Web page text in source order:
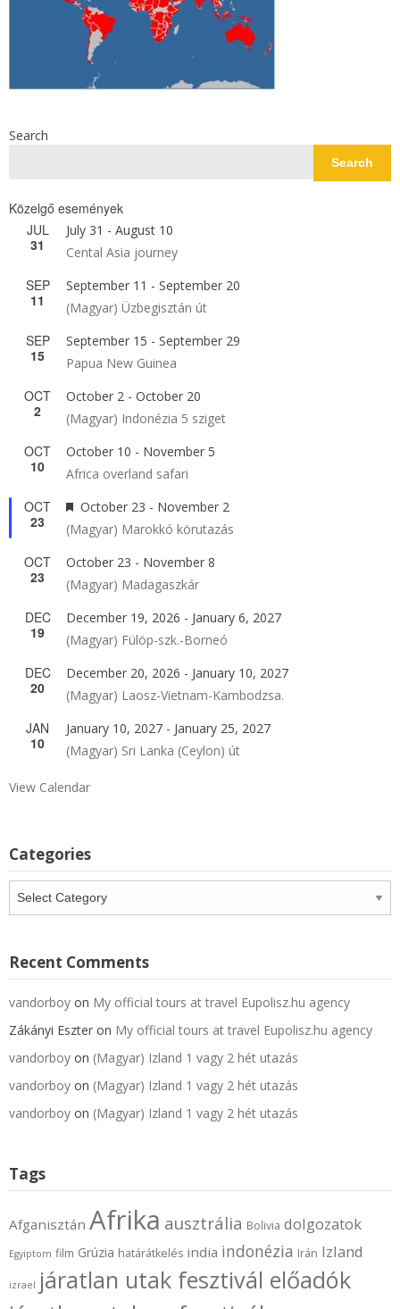
Search
Search
Közelgő események
JUL
31
July 31 - August 10
Cental Asia journey
SEP
11
September 11 - September 20
(Magyar) Üzbegisztán út
SEP
15
September 15 - September 29
Papua New Guinea
OCT
2
October 2 - October 20
(Magyar) Indonézia 5 sziget
OCT
10
October 10 - November 5
Africa overland safari
OCT
23
Featured
October 23 - November 2
(Magyar) Marokkó körutazás
OCT
23
October 23 - November 8
(Magyar) Madagaszkár
DEC
19
December 19, 2026 - January 6, 2027
(Magyar) Fülöp-szk.-Borneó
DEC
20
December 20, 2026 - January 10, 2027
(Magyar) Laosz-Vietnam-Kambodzsa.
JAN
10
January 10, 2027 - January 25, 2027
(Magyar) Sri Lanka (Ceylon) út
View Calendar
Categories
Categories
Recent Comments
vandorboy on My official tours at travel Eupolisz.hu agency
Zákányi Eszter on My official tours at travel Eupolisz.hu agency
vandorboy on (Magyar) Izland 1 vagy 2 hét utazás
vandorboy on (Magyar) Izland 1 vagy 2 hét utazás
vandorboy on (Magyar) Izland 1 vagy 2 hét utazás
Tags
Afganisztán Afrika ausztrália Bolivia dolgozatok
Egyiptom film Grúzia határátkelés india indonézia Irán Izland
izrael járatlan utak fesztivál előadók